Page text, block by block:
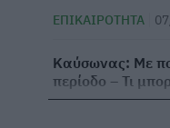
ΕΠΙΚΑΙΡΌΤΗΤΑ
Καύσωνας: Με
περίοδο – Τι